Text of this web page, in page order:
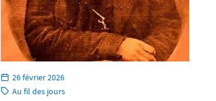
Paru
le:
26 février 2026
Catégorie:
Au fil des jours